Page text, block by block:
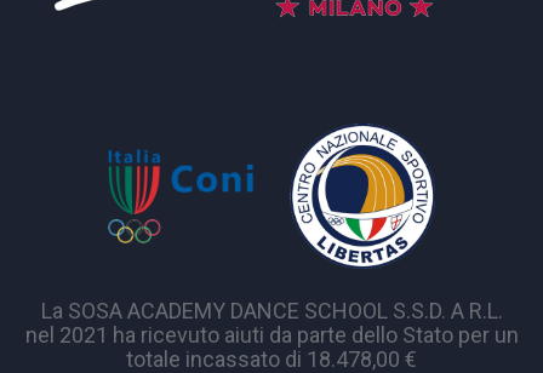
La SOSA ACADEMY DANCE SCHOOL S.S.D. A R.L.
nel 2021 ha ricevuto aiuti da parte dello Stato per un
totale incassato di 18.478,00 €